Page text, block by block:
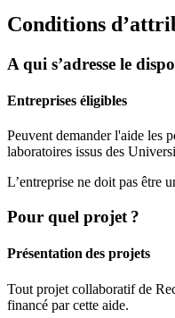
Conditions
A qui s’adresse le
Entreprises éligibles
Peuvent demander l'aide les
laboratoires issus des
L’entreprise ne doit pas être
Pour quel projet ?
Présentation des projets
Tout projet collaboratif de
financé par cette aide.